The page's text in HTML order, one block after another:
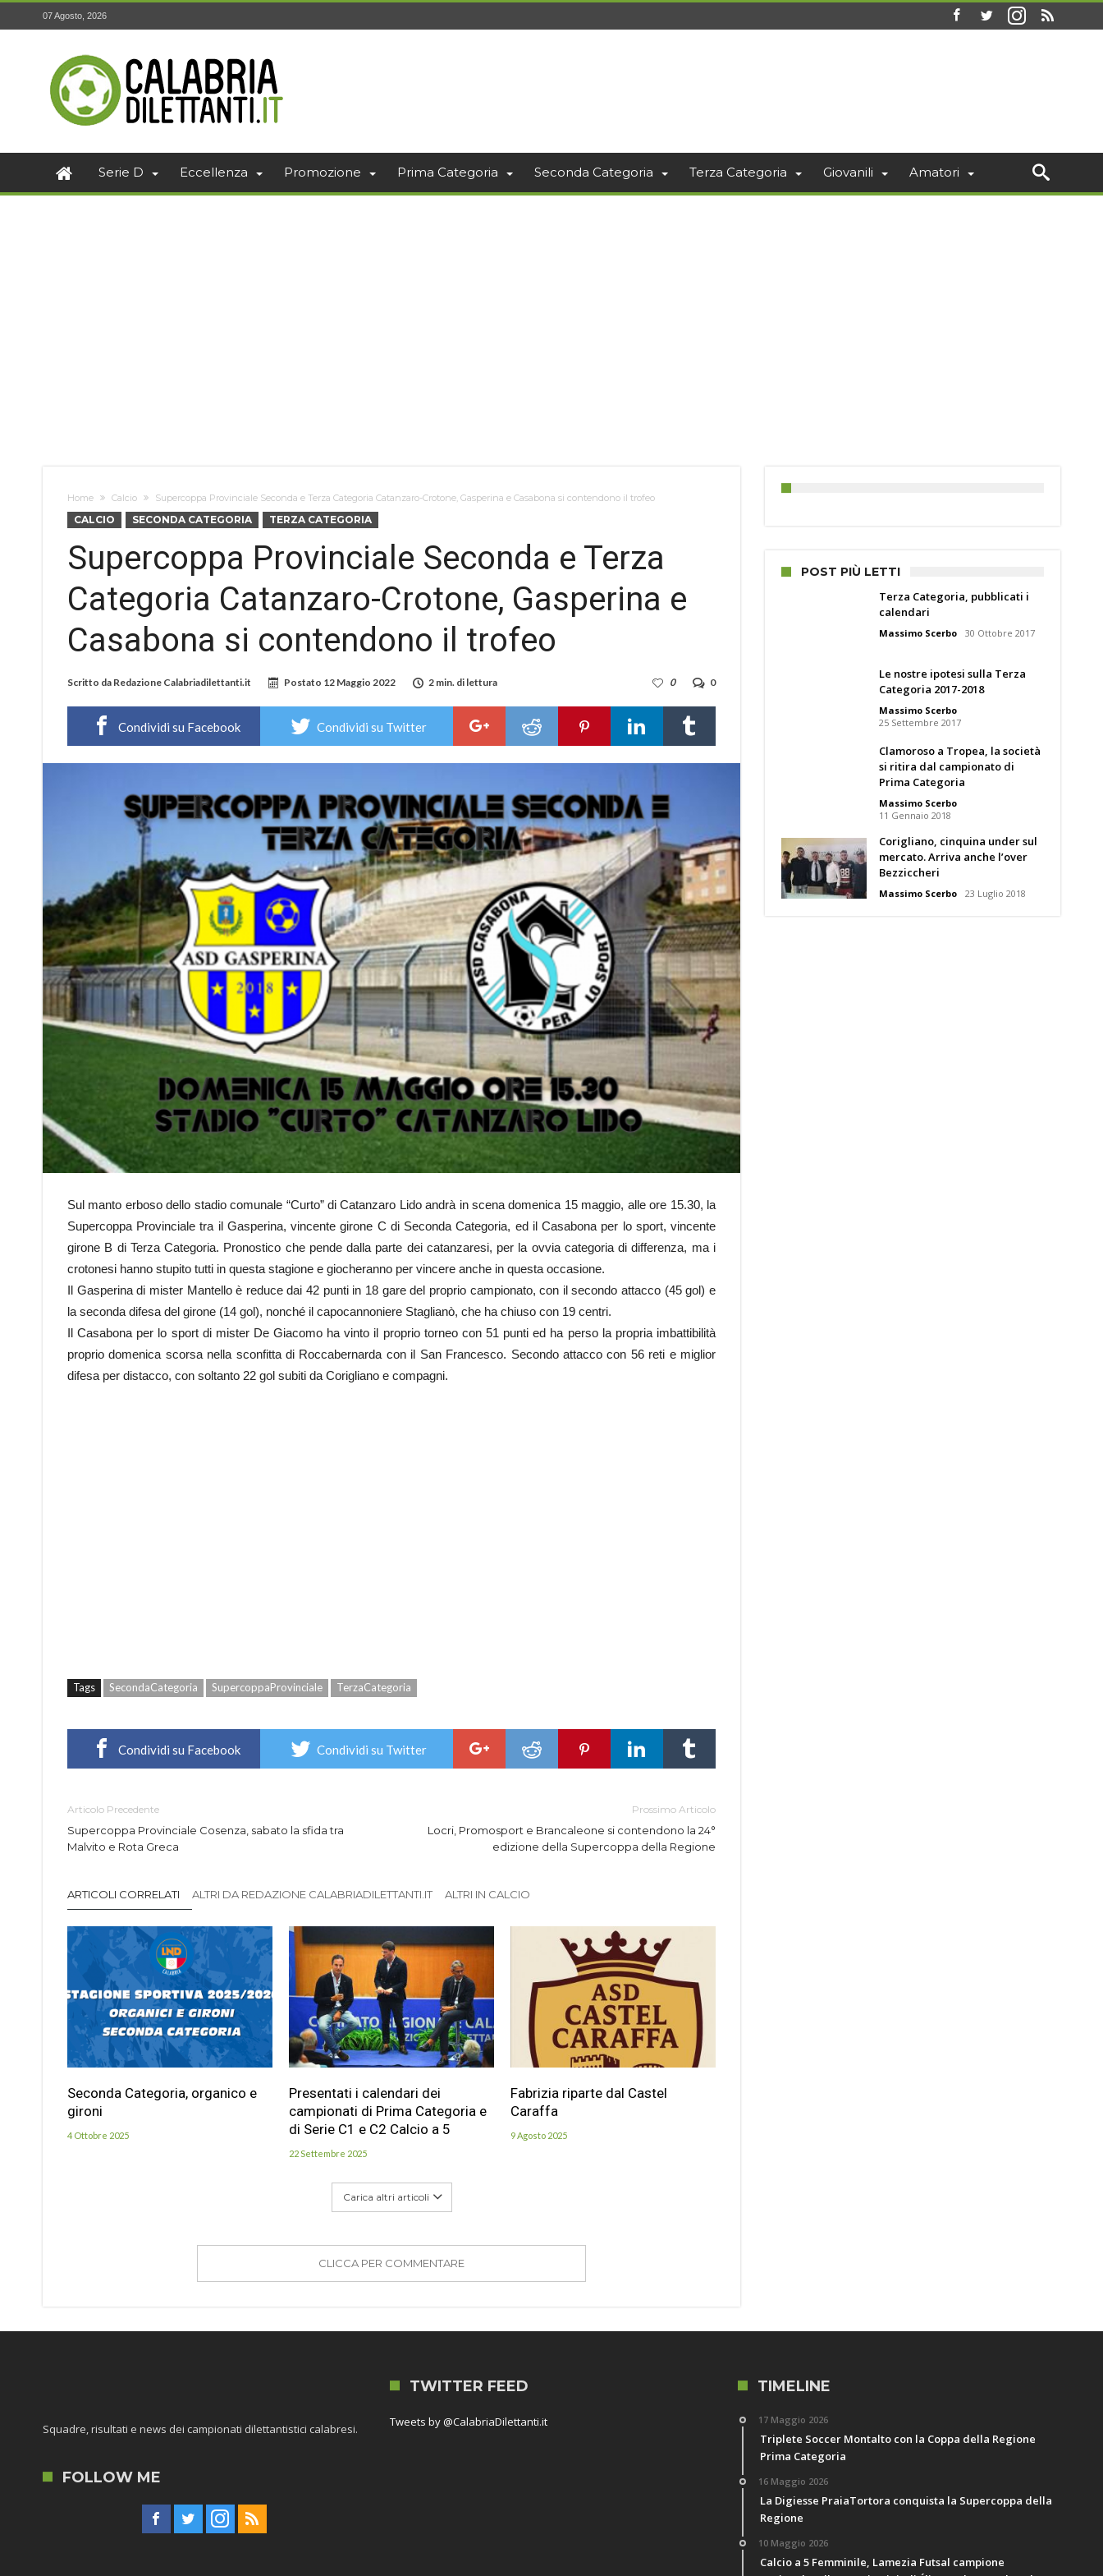
07 Agosto, 2026
Serie D Eccellenza Promozione Prima Categoria Seconda Categoria Terza Categoria Giovanili Amatori
Home Calcio Supercoppa Provinciale Seconda e Terza Categoria Catanzaro-Crotone, Gasperina e Casabona si contendono il trofeo
CALCIO SECONDA CATEGORIA TERZA CATEGORIA
Supercoppa Provinciale Seconda e Terza
Categoria Catanzaro-Crotone, Gasperina e
Casabona si contendono il trofeo
Scritto da Redazione Calabriadilettanti.it Postato 12 Maggio 2022 2 min. di lettura 0
0
Condividi su Facebook Condividi su Twitter
Sul manto erboso dello stadio comunale “Curto” di Catanzaro Lido andrà in scena domenica 15 maggio, alle ore 15.30, la
Supercoppa Provinciale tra il Gasperina, vincente girone C di Seconda Categoria, ed il Casabona per lo sport, vincente
girone B di Terza Categoria. Pronostico che pende dalla parte dei catanzaresi, per la ovvia categoria di differenza, ma i
crotonesi hanno stupito tutti in questa stagione e giocheranno per vincere anche in questa occasione.
Il Gasperina di mister Mantello è reduce dai 42 punti in 18 gare del proprio campionato, con il secondo attacco (45 gol) e
la seconda difesa del girone (14 gol), nonché il capocannoniere Staglianò, che ha chiuso con 19 centri.
Il Casabona per lo sport di mister De Giacomo ha vinto il proprio torneo con 51 punti ed ha perso la propria imbattibilità
proprio domenica scorsa nella sconfitta di Roccabernarda con il San Francesco. Secondo attacco con 56 reti e miglior
difesa per distacco, con soltanto 22 gol subiti da Corigliano e compagni.
Tags SecondaCategoria SupercoppaProvinciale TerzaCategoria
Condividi su Facebook Condividi su Twitter
Articolo Precedente
Supercoppa Provinciale Cosenza, sabato la sfida tra
Malvito e Rota Greca
Prossimo Articolo
Locri, Promosport e Brancaleone si contendono la 24°
edizione della Supercoppa della Regione
ARTICOLI CORRELATI ALTRI DA REDAZIONE CALABRIADILETTANTI.IT ALTRI IN CALCIO
Seconda Categoria, organico e
gironi
4 Ottobre 2025
Presentati i calendari dei
campionati di Prima Categoria e
di Serie C1 e C2 Calcio a 5
22 Settembre 2025
Fabrizia riparte dal Castel
Caraffa
9 Agosto 2025
Carica altri articoli
CLICCA PER COMMENTARE
POST PIÙ LETTI
Terza Categoria, pubblicati i
calendari
Massimo Scerbo 30 Ottobre 2017
Le nostre ipotesi sulla Terza
Categoria 2017-2018
Massimo Scerbo
25 Settembre 2017
Clamoroso a Tropea, la società
si ritira dal campionato di
Prima Categoria
Massimo Scerbo
11 Gennaio 2018
Corigliano, cinquina under sul
mercato. Arriva anche l’over
Bezziccheri
Massimo Scerbo 23 Luglio 2018
Squadre, risultati e news dei campionati dilettantistici calabresi.
FOLLOW ME
TWITTER FEED
Tweets by @CalabriaDilettanti.it
TIMELINE
17 Maggio 2026
Triplete Soccer Montalto con la Coppa della Regione
Prima Categoria
16 Maggio 2026
La Digiesse PraiaTortora conquista la Supercoppa della
Regione
10 Maggio 2026
Calcio a 5 Femminile, Lamezia Futsal campione